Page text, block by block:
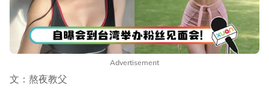
Advertisement
文：熬夜教父